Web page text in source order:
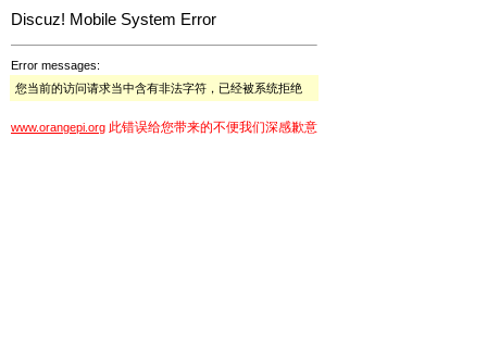
Discuz! Mobile System Error
Error messages:
您当前的访问请求当中含有非法字符，已经被系统拒绝
www.orangepi.org 此错误给您带来的不便我们深感歉意